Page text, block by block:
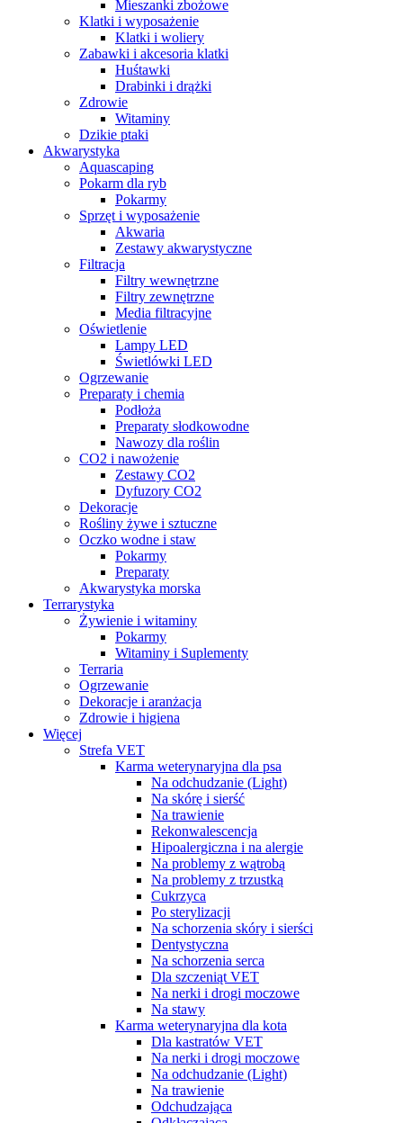
Mieszanki zbożowe
Klatki i wyposażenie
Klatki i woliery
Zabawki i akcesoria klatki
Huśtawki
Drabinki i drążki
Zdrowie
Witaminy
Dzikie ptaki
Akwarystyka
Aquascaping
Pokarm dla ryb
Pokarmy
Sprzęt i wyposażenie
Akwaria
Zestawy akwarystyczne
Filtracja
Filtry wewnętrzne
Filtry zewnętrzne
Media filtracyjne
Oświetlenie
Lampy LED
Świetlówki LED
Ogrzewanie
Preparaty i chemia
Podłoża
Preparaty słodkowodne
Nawozy dla roślin
CO2 i nawożenie
Zestawy CO2
Dyfuzory CO2
Dekoracje
Rośliny żywe i sztuczne
Oczko wodne i staw
Pokarmy
Preparaty
Akwarystyka morska
Terrarystyka
Żywienie i witaminy
Pokarmy
Witaminy i Suplementy
Terraria
Ogrzewanie
Dekoracje i aranżacja
Zdrowie i higiena
Więcej
Strefa VET
Karma weterynaryjna dla psa
Na odchudzanie (Light)
Na skórę i sierść
Na trawienie
Rekonwalescencja
Hipoalergiczna i na alergie
Na problemy z wątrobą
Na problemy z trzustką
Cukrzyca
Po sterylizacji
Na schorzenia skóry i sierści
Dentystyczna
Na schorzenia serca
Dla szczeniąt VET
Na nerki i drogi moczowe
Na stawy
Karma weterynaryjna dla kota
Dla kastratów VET
Na nerki i drogi moczowe
Na odchudzanie (Light)
Na trawienie
Odchudzająca